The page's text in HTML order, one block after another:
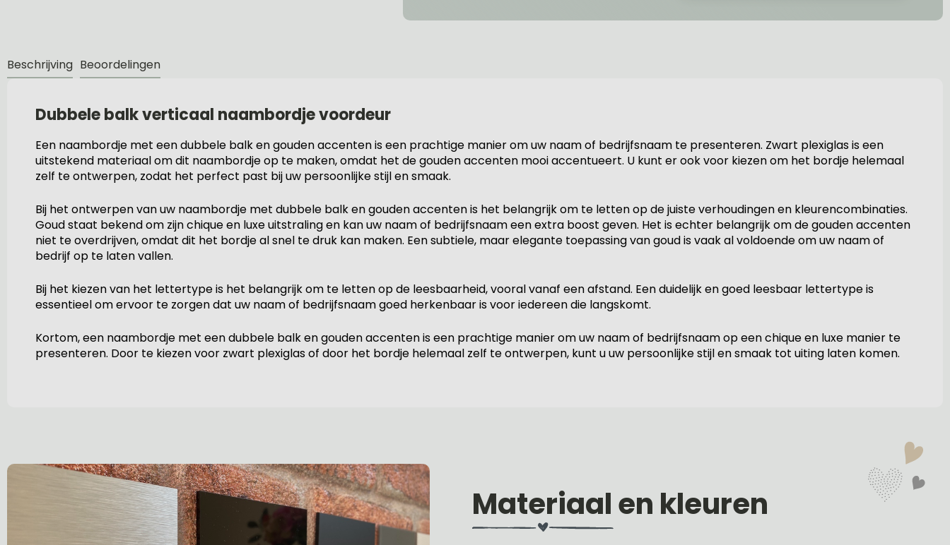
Beschrijving Beoordelingen
Dubbele balk verticaal naambordje voordeur
Een naambordje met een dubbele balk en gouden accenten is een prachtige manier om uw naam of bedrijfsnaam te presenteren. Zwart plexiglas is een
uitstekend materiaal om dit naambordje op te maken, omdat het de gouden accenten mooi accentueert. U kunt er ook voor kiezen om het bordje helemaal
zelf te ontwerpen, zodat het perfect past bij uw persoonlijke stijl en smaak.
Bij het ontwerpen van uw naambordje met dubbele balk en gouden accenten is het belangrijk om te letten op de juiste verhoudingen en kleurencombinaties.
Goud staat bekend om zijn chique en luxe uitstraling en kan uw naam of bedrijfsnaam een extra boost geven. Het is echter belangrijk om de gouden accenten
niet te overdrijven, omdat dit het bordje al snel te druk kan maken. Een subtiele, maar elegante toepassing van goud is vaak al voldoende om uw naam of
bedrijf op te laten vallen.
Bij het kiezen van het lettertype is het belangrijk om te letten op de leesbaarheid, vooral vanaf een afstand. Een duidelijk en goed leesbaar lettertype is
essentieel om ervoor te zorgen dat uw naam of bedrijfsnaam goed herkenbaar is voor iedereen die langskomt.
Kortom, een naambordje met een dubbele balk en gouden accenten is een prachtige manier om uw naam of bedrijfsnaam op een chique en luxe manier te
presenteren. Door te kiezen voor zwart plexiglas of door het bordje helemaal zelf te ontwerpen, kunt u uw persoonlijke stijl en smaak tot uiting laten komen.
Materiaal en kleuren